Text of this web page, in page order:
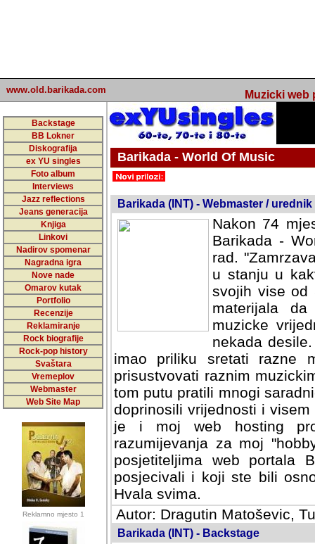
www.old.barikada.com Muzicki web
Backstage
BB Lokner
Diskografija
ex YU singles
Foto album
Interviews
Jazz reflections
Jeans generacija
Knjiga
Linkovi
Nadirov spomenar
Nagradna igra
Nove nade
Omarov kutak
Portfolio
Recenzije
Reklamiranje
Rock biografije
Rock-pop history
Svaštara
Vremeplov
Webmaster
Web Site Map
Reklamno mjesto 1
Barikada - World Of Music
Barikada (INT) - Webmaster / urednik
Nakon 74
Barikada -
rad.
u stanju u
svojih vise od
materijala
muzicke
nekada
imao priliku sretati razne
prisustvovati raznim
tom putu pratili mnogi
doprinosili vrijednosti i
je i moj web hosting
razumijevanja za moj
posjetiteljima web portala
posjecivali i koji ste bili
Hvala svima.
Autor: Dragutin Matoševic,
Barikada (INT) - Backstage